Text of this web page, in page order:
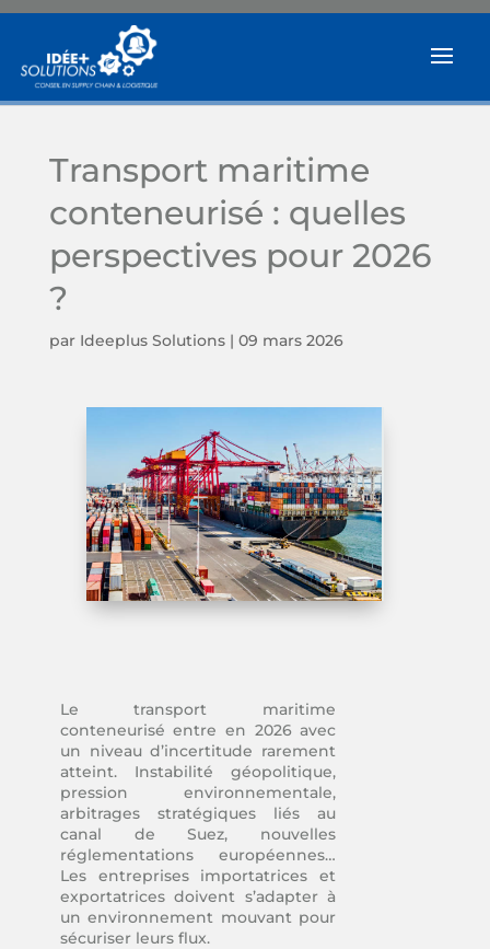
Transport maritime
conteneurisé : quelles
perspectives pour 2026
?
par Ideeplus Solutions| 09 mars 2026
Le transport maritime
conteneurisé entre en 2026 avec
un niveau d’incertitude rarement
atteint. Instabilité géopolitique,
pression environnementale,
arbitrages stratégiques liés au
canal de Suez, nouvelles
réglementations européennes…
Les entreprises importatrices et
exportatrices doivent s’adapter à
un environnement mouvant pour
sécuriser leurs flux.